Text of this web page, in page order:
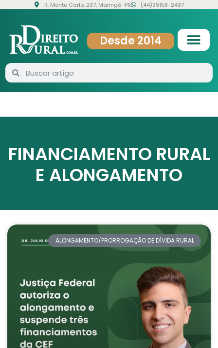
R. Monte Carlo, 237, Maringá-PR (44)99158-2437
Desde 2014
FINANCIAMENTO RURAL
E ALONGAMENTO
ALONGAMENTO/PRORROGAÇÃO DE DÍVIDA RURAL